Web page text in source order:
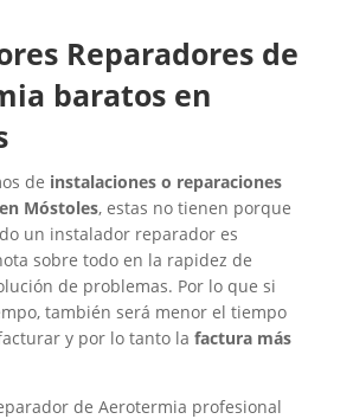
Reparadores de
baratos en
de instalaciones o reparaciones
Móstoles, estas no tienen porque
un instalador reparador es
sobre todo en la rapidez de
de problemas. Por lo que si
también será menor el tiempo
y por lo tanto la factura más
de Aerotermia profesional